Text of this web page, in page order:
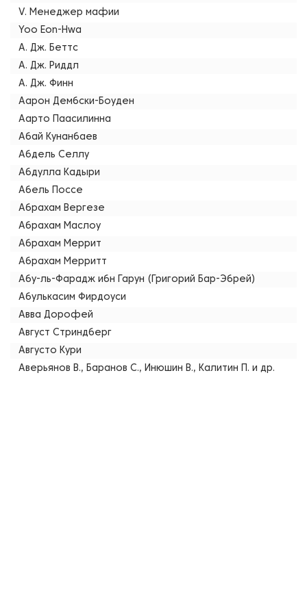
V. Менеджер мафии
Yoo Eon-Hwa
А. Дж. Беттс
А. Дж. Риддл
А. Дж. Финн
Аарон Дембски-Боуден
Аарто Паасилинна
Абай Кунанбаев
Абдель Селлу
Абдулла Кадыри
Абель Поссе
Абрахам Вергезе
Абрахам Маслоу
Абрахам Меррит
Абрахам Мерритт
Абу-ль-Фарадж ибн Гарун (Григорий Бар-Эбрей)
Абулькасим Фирдоуси
Авва Дорофей
Август Стриндберг
Августо Кури
Аверьянов В., Баранов С., Инюшин В., Калитин П. и др.